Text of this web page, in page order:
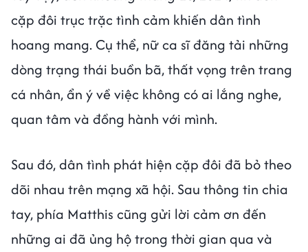
cặp đôi trục trặc tình cảm khiến dân tình
hoang mang. Cụ thể, nữ ca sĩ đăng tải những
dòng trạng thái buồn bã, thất vọng trên trang
cá nhân, ẩn ý về việc không có ai lắng nghe,
quan tâm và đồng hành với mình.
Sau đó, dân tình phát hiện cặp đôi đã bỏ theo
dõi nhau trên mạng xã hội. Sau thông tin chia
tay, phía Matthis cũng gửi lời cảm ơn đến
những ai đã ủng hộ trong thời gian qua và